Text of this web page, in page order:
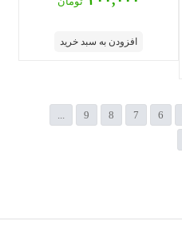
افزودن به سبد خرید
6
7
8
9